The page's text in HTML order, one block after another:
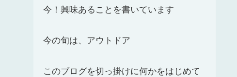
今！興味あることを書いています
今の旬は、アウトドア
このブログを切っ掛けに何かをはじめて